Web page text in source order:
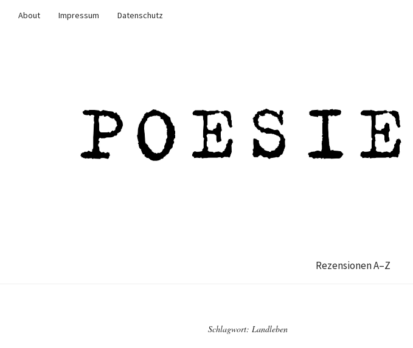
About Impressum
Datenschutz
Rezensionen A–Z
Schlagwort: Landleben